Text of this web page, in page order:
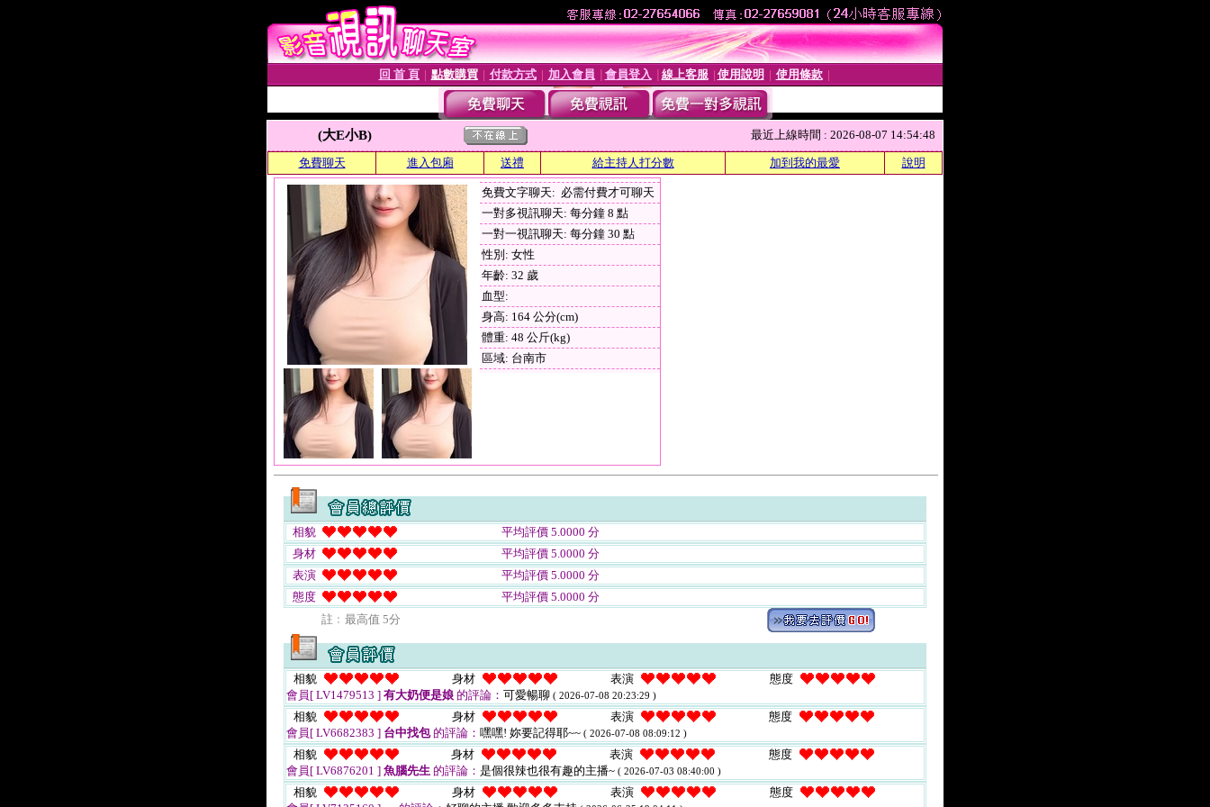
回 首 頁 點數購買│ 付款方式│ 加入會員 會員登入 線上客服 使用說明 使用條款│
(大E小B) 最近上線時間 : 2026-08-07 14:54:48
免費聊天 進入包廂 送禮 給主持人打分數 加到我的最愛 說明
免費文字聊天: 必需付費才可聊天
一對多視訊聊天: 每分鐘 8 點
一對一視訊聊天: 每分鐘 30 點
性別: 女性
年齡: 32 歲
血型:
身高: 164 公分(cm)
體重: 48 公斤(kg)
區域: 台南市
相貌
平均評價 5.0000 分
身材
平均評價 5.0000 分
表演
平均評價 5.0000 分
態度
平均評價 5.0000 分
註﹕最高值 5分
相貌 身材 表演
態度
會員[ LV1479513 ] 有大奶便是娘 的評論： 可愛暢聊 ( 2026-07-08 20:23:29 )
相貌 身材 表演
態度
會員[ LV6682383 ] 台中找包的評論： 嘿嘿! 妳要記得耶~~ ( 2026-07-08 08:09:12 )
相貌 身材 表演
態度
會員[ LV6876201 ] 魚腦先生 的評論： 是個很辣也很有趣的主播~ ( 2026-07-03 08:40:00 )
相貌 身材 表演
態度